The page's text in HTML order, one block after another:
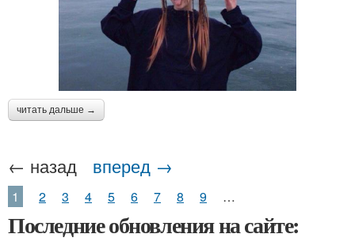
читать дальше →
← назад вперед →
1 2 3 4 5 6 7 8 9 …
Последние обновления на сайте: